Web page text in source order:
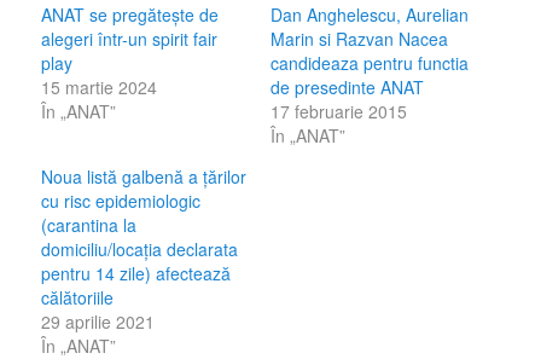
ANAT se pregătește de
alegeri într-un spirit fair
play
15 martie 2024
În „ANAT”
Dan Anghelescu, Aurelian
Marin si Razvan Nacea
candideaza pentru functia
de presedinte ANAT
17 februarie 2015
În „ANAT”
Noua listă galbenă a țărilor
cu risc epidemiologic
(carantina la
domiciliu/locația declarata
pentru 14 zile) afectează
călătoriile
29 aprilie 2021
În „ANAT”